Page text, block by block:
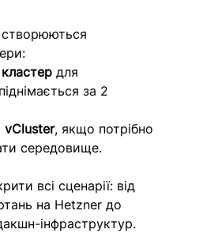
для
за 2
vCluster, якщо потрібно
середовище.
всі сценарії: від
на Hetzner до
інфраструктур.